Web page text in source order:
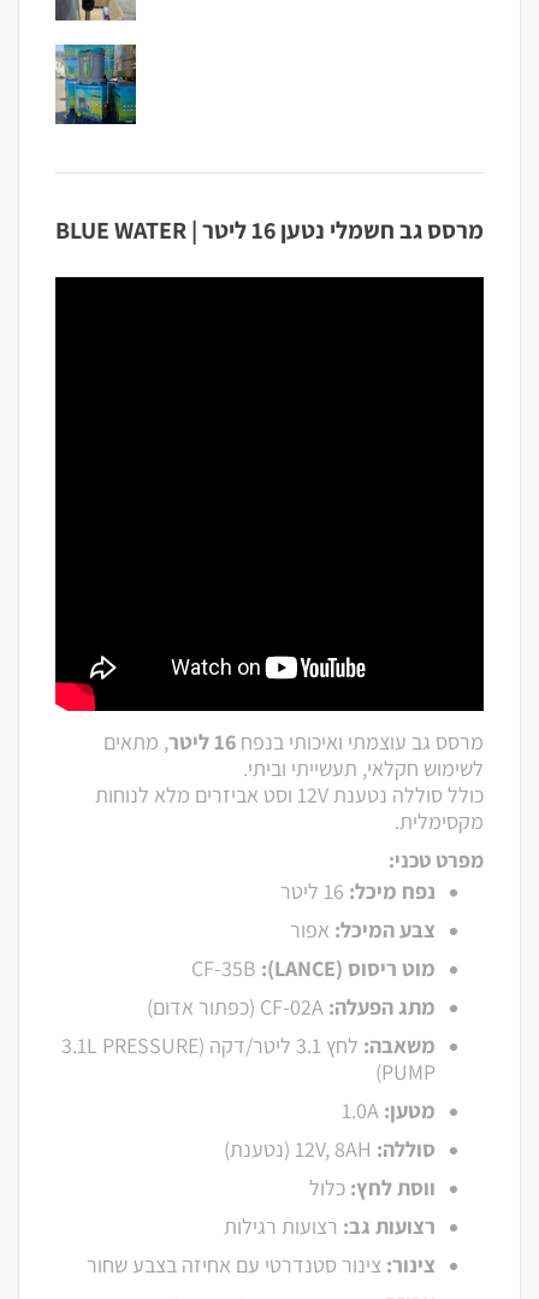
מרסס גב חשמלי נטען 16 ליטר | BLUE WATER
מרסס גב עוצמתי ואיכותי בנפח 16 ליטר
, מתאים
לשימוש חקלאי, תעשייתי וביתי.
כולל סוללה נטענת 12V וסט אביזרים מלא לנוחות
מקסימלית.
מפרט טכני:
נפח מיכל:
צבע המיכל: אפור
מוט ריסוס (LANCE):
מתג הפעלה:
משאבה:
לחץ 3.1 ליטר/דקה (3.1L PRESSURE
PUMP)
מטען:
סוללה:
ווסת לחץ: כלול
רצועות גב: רצועות רגילות
צינור: צינור סטנדרטי עם אחיזה בצבע שחור